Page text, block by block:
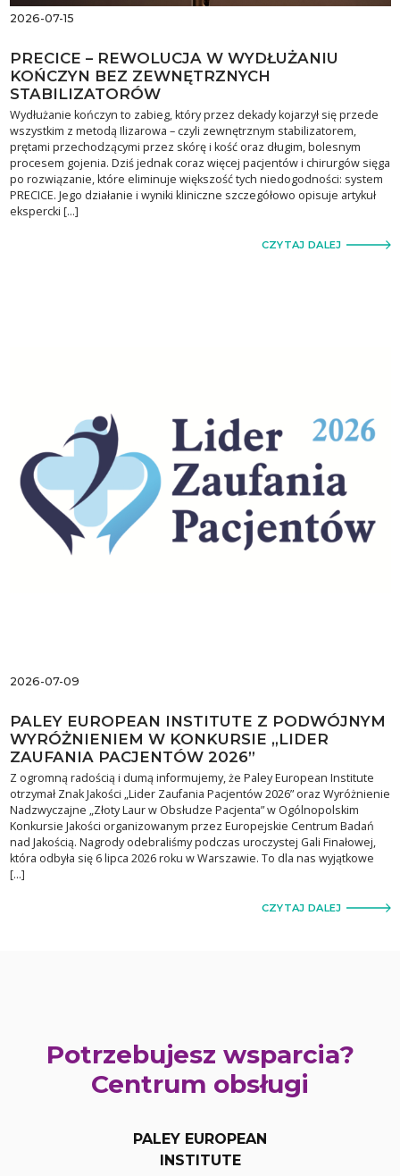
2026-07-15
PRECICE – REWOLUCJA W WYDŁUŻANIU
KOŃCZYN BEZ ZEWNĘTRZNYCH
STABILIZATORÓW
Wydłużanie kończyn to zabieg, który przez dekady kojarzył się przede
wszystkim z metodą Ilizarowa – czyli zewnętrznym stabilizatorem,
prętami przechodzącymi przez skórę i kość oraz długim, bolesnym
procesem gojenia. Dziś jednak coraz więcej pacjentów i chirurgów sięga
po rozwiązanie, które eliminuje większość tych niedogodności: system
PRECICE. Jego działanie i wyniki kliniczne szczegółowo opisuje artykuł
ekspercki […]
CZYTAJ DALEJ
2026-07-09
PALEY EUROPEAN INSTITUTE Z PODWÓJNYM
WYRÓŻNIENIEM W KONKURSIE „LIDER
ZAUFANIA PACJENTÓW 2026”
Z ogromną radością i dumą informujemy, że Paley European Institute
otrzymał Znak Jakości „Lider Zaufania Pacjentów 2026” oraz Wyróżnienie
Nadzwyczajne „Złoty Laur w Obsłudze Pacjenta” w Ogólnopolskim
Konkursie Jakości organizowanym przez Europejskie Centrum Badań
nad Jakością. Nagrody odebraliśmy podczas uroczystej Gali Finałowej,
która odbyła się 6 lipca 2026 roku w Warszawie. To dla nas wyjątkowe
[…]
CZYTAJ DALEJ
Potrzebujesz wsparcia?
Centrum obsługi
PALEY EUROPEAN
INSTITUTE